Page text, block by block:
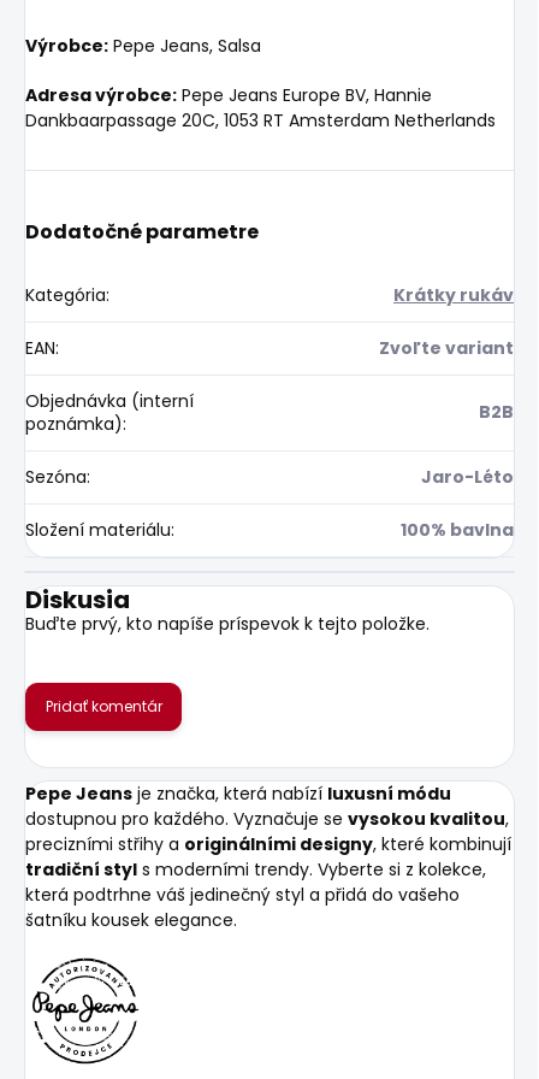
Výrobce: Pepe Jeans, Salsa
Adresa výrobce: Pepe Jeans Europe BV, Hannie
Dankbaarpassage 20C, 1053 RT Amsterdam Netherlands
Dodatočné parametre
Kategória: Krátky rukáv
EAN: Zvoľte variant
Objednávka (interní
poznámka): B2B
Sezóna: Jaro-Léto
Složení materiálu: 100% bavlna
Diskusia
Buďte prvý, kto napíše príspevok k tejto položke.
Pridať komentár
Pepe Jeans je značka, která nabízí luxusní módu
dostupnou pro každého. Vyznačuje se vysokou kvalitou,
precizními střihy a originálními designy, které kombinují
tradiční styl s moderními trendy. Vyberte si z kolekce,
která podtrhne váš jedinečný styl a přidá do vašeho
šatníku kousek elegance.